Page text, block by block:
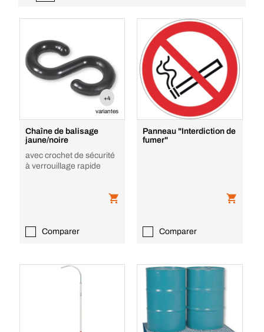
+4
variantes
Chaîne de balisage
jaune/noire
avec crochet de sécurité
à verrouillage rapide
Comparer
Panneau "Interdiction de
fumer"
Comparer